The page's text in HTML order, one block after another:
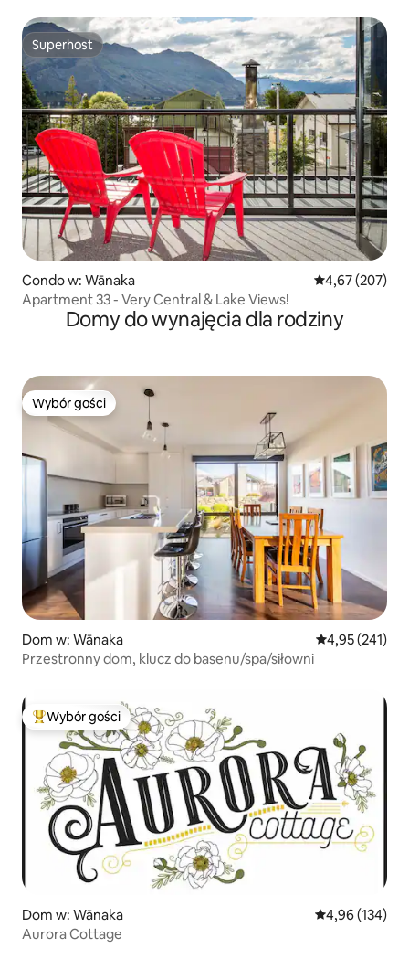
Superhost
Superhost
Condo w: Wānaka Średnia
4,67 (207)
Apartment 33 - Very Central & Lake Views!
Domy do wynajęcia dla rodziny
Wybór gości
Wybór gości
Dom w: Wānaka Średnia
4,95 (241)
Przestronny dom, klucz do basenu/spa/siłowni
Najpopularniejsze z kategorii Wybór gości
Wybór gości
Dom w: Wānaka Średnia
4,96 (134)
Aurora Cottage